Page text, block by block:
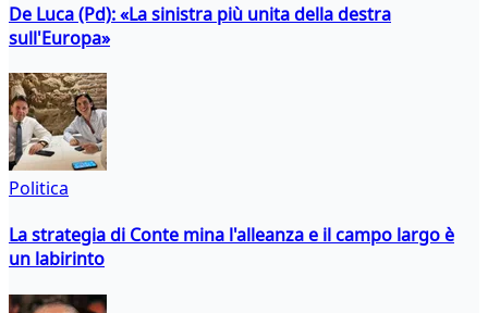
De Luca (Pd): «La sinistra più unita della destra
sull'Europa»
Politica
La strategia di Conte mina l'alleanza e il campo largo è
un labirinto